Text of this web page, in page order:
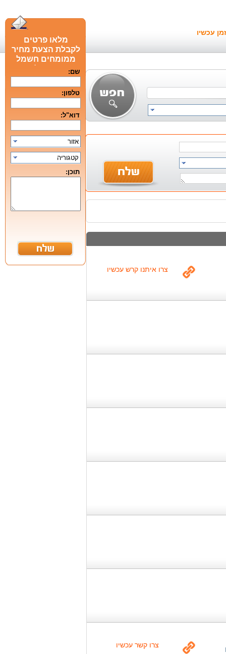
עכשיו
צרו איתנו קרש עכשיו
צרו קשר עכשיו
מלאו פרטים
לקבלת הצעת מחיר
ממומחים חשמל
חכם מומלציםשם:
טלפון:
דוא"ל:
אזור
קטגוריה
תוכן: